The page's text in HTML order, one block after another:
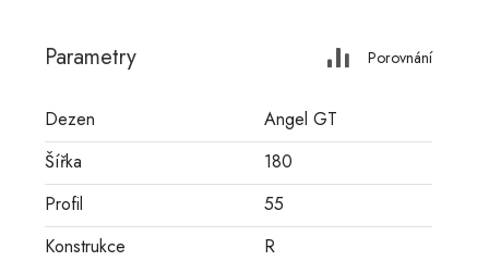
Parametry Porovnání
Dezen
Angel GT
Šířka
180
Profil
55
Konstrukce
R